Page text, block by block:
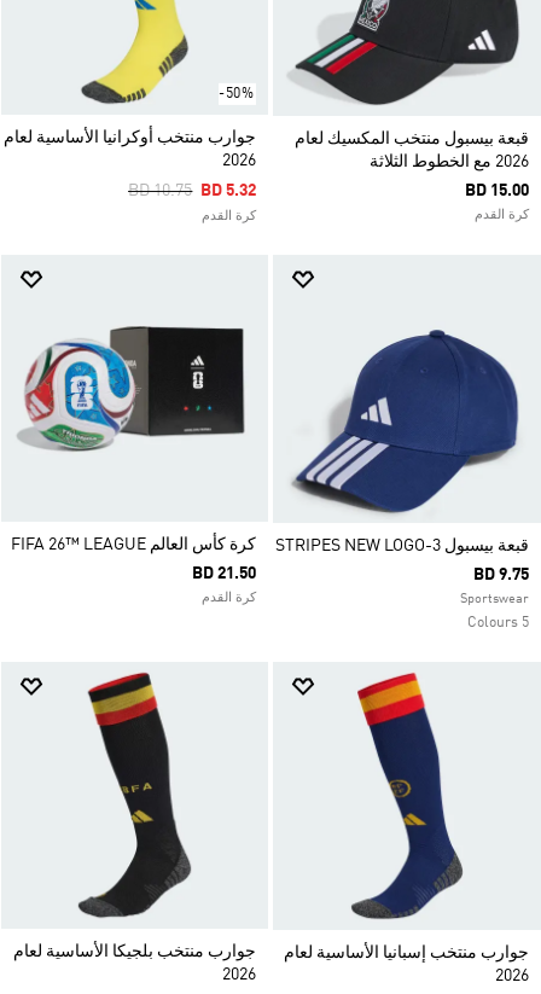
قبعة بيسبول منتخب المكسيك لعام
2026 مع الخطوط الثلاثة
BD 15.00
كرة القدم
-50%
جوارب منتخب أوكرانيا الأساسية لعام
2026
Price Reduced From
BD 10.75ToBD 5.32
كرة القدم
قبعة بيسبول 3-STRIPES NEW LOGO
BD 9.75
Sportswear
5 Colours
كرة كأس العالم FIFA 26™ LEAGUE
BD 21.50
كرة القدم
جوارب منتخب إسبانيا الأساسية لعام
2026
جوارب منتخب بلجيكا الأساسية لعام
2026